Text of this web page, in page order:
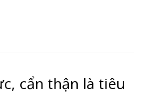
cẩn thận là tiêu